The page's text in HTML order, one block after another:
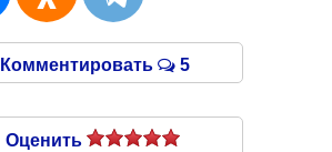
Комментировать 5
Оценить